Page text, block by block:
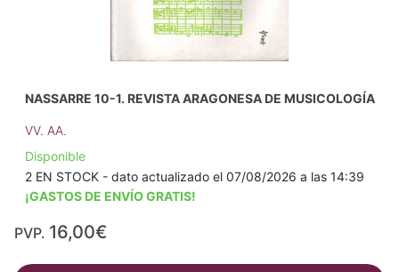
NASSARRE 10-1. REVISTA ARAGONESA DE MUSICOLOGÍA
VV. AA.
Disponible
2 EN STOCK - dato actualizado el 07/08/2026 a las 14:39
¡GASTOS DE ENVÍO GRATIS!
PVP. 16,00€